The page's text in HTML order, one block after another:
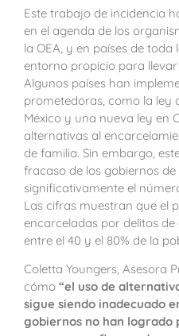
Este trabajo de incidencia
en el agenda de los
la OEA, y en países de
entorno propicio para
Algunos países han
prometedoras, como la ley
México y una nueva ley en
alternativas al
de familia. Sin embargo,
fracaso de los gobiernos
significativamente el
Las cifras muestran que el
encarceladas por delitos
entre el 40 y el 80% de la
Coletta Youngers, Asesora
cómo “el uso de
sigue siendo inadecuado
gobiernos no han logrado